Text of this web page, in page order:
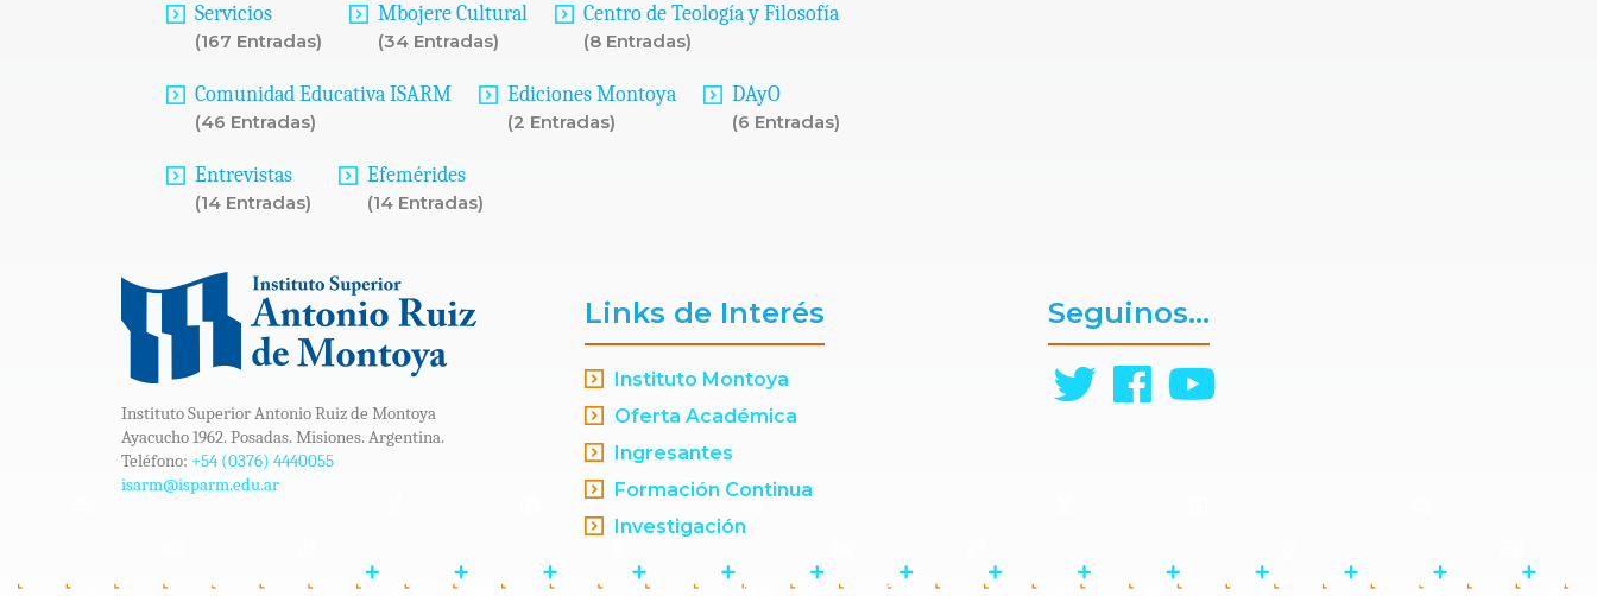
Servicios
(167 Entradas)
Mbojere Cultural
(34 Entradas)
Centro de Teología y Filosofía
(8 Entradas)
Comunidad Educativa ISARM
(46 Entradas)
Ediciones Montoya
(2 Entradas)
DAyO
(6 Entradas)
Entrevistas
(14 Entradas)
Efemérides
(14 Entradas)
Links de Interés
Instituto Montoya
Oferta Académica
Ingresantes
Formación Continua
Investigación
Seguinos...
Instituto Superior Antonio Ruiz de Montoya
Ayacucho 1962. Posadas. Misiones. Argentina.
Teléfono: +54 (0376) 4440055
isarm@isparm.edu.ar